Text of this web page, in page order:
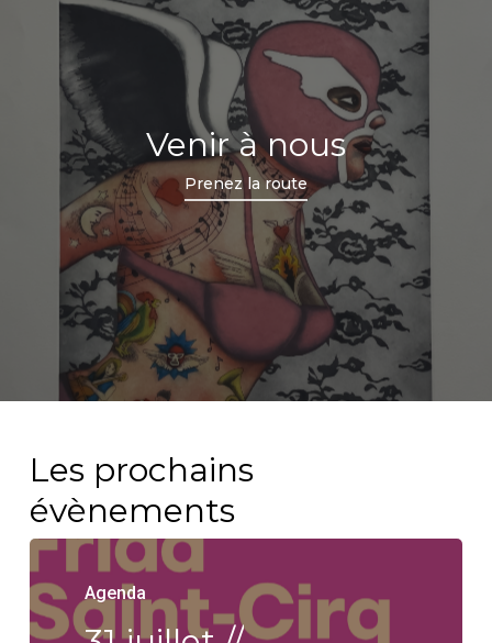
Venir à nous
Prenez la route
Les prochains
évènements
Agenda
Agenda
Agenda
Agenda